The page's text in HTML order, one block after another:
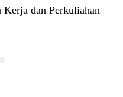
dan Perkuliahan